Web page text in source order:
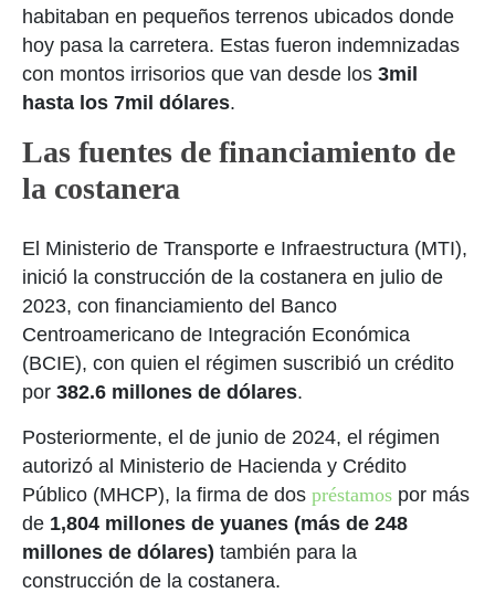
habitaban en pequeños terrenos ubicados donde
hoy pasa la carretera. Estas fueron indemnizadas
con montos irrisorios que van desde los 3mil
hasta los 7mil dólares.
Las fuentes de financiamiento de
la costanera
El Ministerio de Transporte e Infraestructura (MTI),
inició la construcción de la costanera en julio de
2023, con financiamiento del Banco
Centroamericano de Integración Económica
(BCIE), con quien el régimen suscribió un crédito
por 382.6 millones de dólares.
Posteriormente, el de junio de 2024, el régimen
autorizó al Ministerio de Hacienda y Crédito
Público (MHCP), la firma de dos préstamos por más
de 1,804 millones de yuanes (más de 248
millones de dólares) también para la
construcción de la costanera.